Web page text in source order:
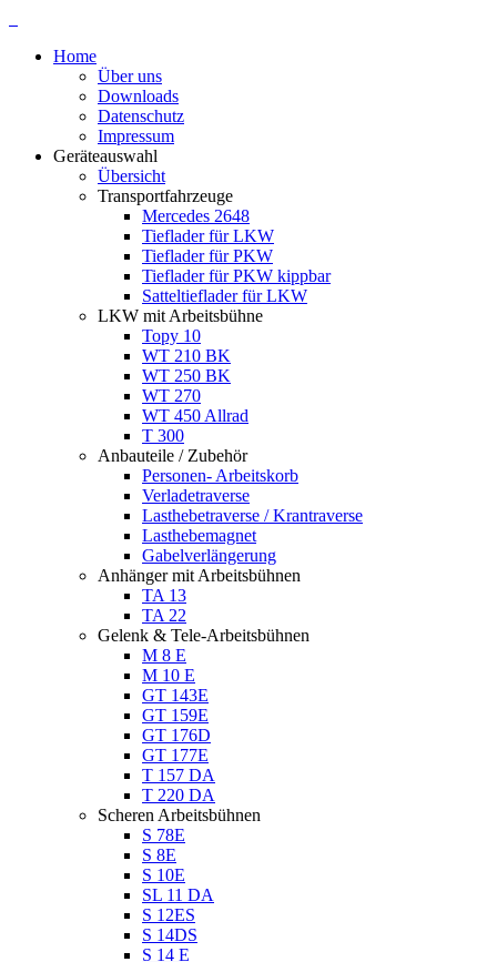
Home
Über uns
Downloads
Datenschutz
Impressum
Geräteauswahl
Übersicht
Transportfahrzeuge
Mercedes 2648
Tieflader für LKW
Tieflader für PKW
Tieflader für PKW kippbar
Satteltieflader für LKW
LKW mit Arbeitsbühne
Topy 10
WT 210 BK
WT 250 BK
WT 270
WT 450 Allrad
T 300
Anbauteile / Zubehör
Personen- Arbeitskorb
Verladetraverse
Lasthebetraverse / Krantraverse
Lasthebemagnet
Gabelverlängerung
Anhänger mit Arbeitsbühnen
TA 13
TA 22
Gelenk & Tele-Arbeitsbühnen
M 8 E
M 10 E
GT 143E
GT 159E
GT 176D
GT 177E
T 157 DA
T 220 DA
Scheren Arbeitsbühnen
S 78E
S 8E
S 10E
SL 11 DA
S 12ES
S 14DS
S 14 E